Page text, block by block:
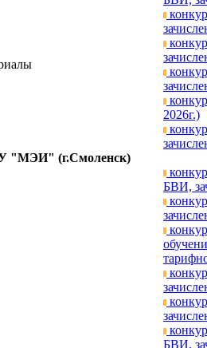
2026г.)
"МЭИ" (г.Смоленск)
БВИ,
БВИ,